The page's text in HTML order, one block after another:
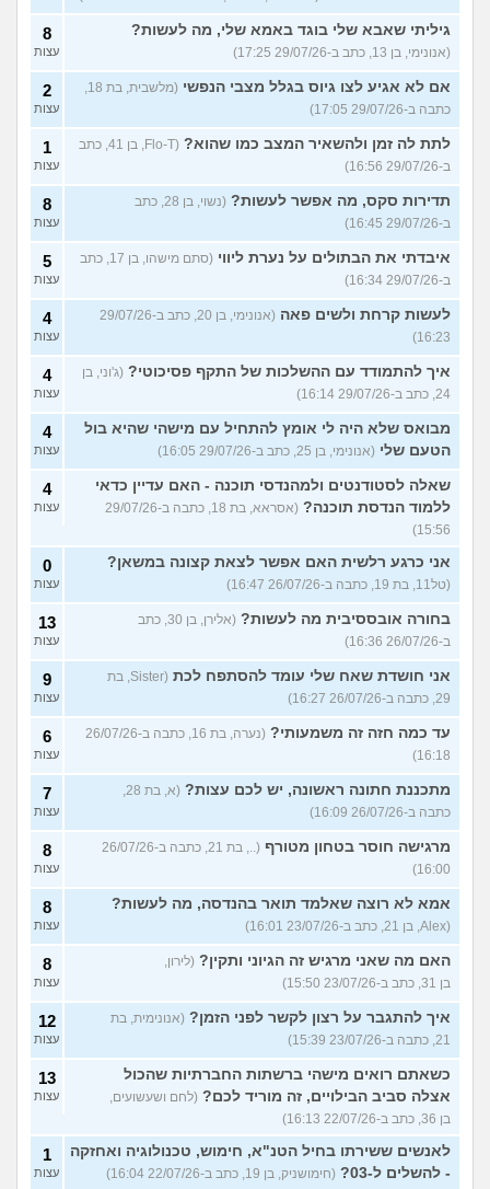
גיליתי שאבא שלי בוגד באמא שלי, מה לעשות?
(אנונימי, בן 13, כתב ב-29/07/26 17:25)
8
עצות
אם לא אגיע לצו גיוס בגלל מצבי הנפשי
(מלשבית, בת 18,
כתבה ב-29/07/26 17:05)
2
עצות
לתת לה זמן ולהשאיר המצב כמו שהוא?
(Flo-T, בן 41, כתב
ב-29/07/26 16:56)
1
עצות
תדירות סקס, מה אפשר לעשות?
(נשוי, בן 28, כתב
ב-29/07/26 16:45)
8
עצות
איבדתי את הבתולים על נערת ליווי
(סתם מישהו, בן 17, כתב
ב-29/07/26 16:34)
5
עצות
לעשות קרחת ולשים פאה
(אנונימי, בן 20, כתב ב-29/07/26
16:23)
4
עצות
איך להתמודד עם ההשלכות של התקף פסיכוטי? (ג'וני, בן
24, כתב ב-29/07/26 16:14)
4
עצות
מבואס שלא היה לי אומץ להתחיל עם מישהי שהיא בול
הטעם שלי (אנונימי, בן 25, כתב ב-29/07/26 16:05)
4
עצות
שאלה לסטודנטים ולמהנדסי תוכנה - האם עדיין כדאי
ללמוד הנדסת תוכנה?
(אסראא, בת 18, כתבה ב-29/07/26
15:56)
4
עצות
אני כרגע רלשית האם אפשר לצאת קצונה במשאן?
(טל11, בת 19, כתבה ב-26/07/26 16:47)
0
עצות
בחורה אובססיבית מה לעשות?
(אלירן, בן 30, כתב
ב-26/07/26 16:36)
13
עצות
אני חושדת שאח שלי עומד להסתפח לכת
(Sister, בת
29, כתבה ב-26/07/26 16:27)
9
עצות
עד כמה חזה זה משמעותי?
(נערה, בת 16, כתבה ב-26/07/26
16:18)
6
עצות
מתכננת חתונה ראשונה, יש לכם עצות?
(א, בת 28,
כתבה ב-26/07/26 16:09)
7
עצות
מרגישה חוסר בטחון מטורף
(.., בת 21, כתבה ב-26/07/26
16:00)
8
עצות
אמא לא רוצה שאלמד תואר בהנדסה, מה לעשות?
(Alex, בן 21, כתב ב-23/07/26 16:01)
8
עצות
האם מה שאני מרגיש זה הגיוני ותקין? (לירון,
בן 31, כתב ב-23/07/26 15:50)
8
עצות
איך להתגבר על רצון לקשר לפני הזמן? (אנונימית, בת
21, כתבה ב-23/07/26 15:39)
12
עצות
כשאתם רואים מישהי ברשתות החברתיות שהכול
אצלה סביב הבילויים, זה מוריד לכם? (לחם ושעשועים,
בן 36, כתב ב-22/07/26 16:13)
13
עצות
לאנשים ששירתו בחיל הטנ"א, חימוש, טכנולוגיה ואחזקה
- להשלים ל-03?
(חימושניק, בן 19, כתב ב-22/07/26 16:04)
1
עצות